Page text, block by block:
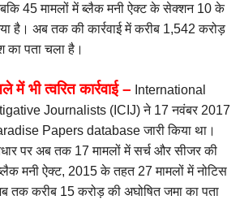
45 मामलों में ब्लैक मनी ऐक्ट के सेक्शन 10 के
है। अब तक की कार्रवाई में करीब 1,542 करोड़
का पता चला है।
में भी त्वरित कार्रवाई – International
Journalists (ICIJ) ने 17 नवंबर 2017
Papers database जारी किया था।
पर अब तक 17 मामलों में सर्च और सीजर की
मनी ऐक्ट, 2015 के तहत 27 मामलों में नोटिस
तक करीब 15 करोड़ की अघोषित जमा का पता